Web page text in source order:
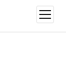
aç